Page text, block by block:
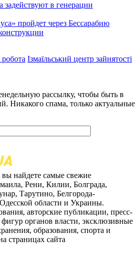
задействуют в генерации
пройдет через Бессарабию
робота Ізмаїльський центр зайнятості
рассылку, чтобы быть в
Никакого спама, только актуальные
вы найдете самые свежие
Рени, Килии, Болграда,
Тарутино, Белгорода-
области и Украины.
авторские публикации, пресс-
органов власти, эксклюзивные
образования, спорта и
страницах сайта